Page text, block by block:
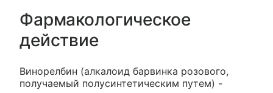
Фармакологическое
действие
Винорелбин (алкалоид барвинка розового,
получаемый полусинтетическим путем) -